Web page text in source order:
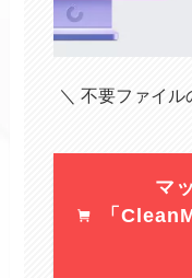
＼ 不要ファイル
マ
「